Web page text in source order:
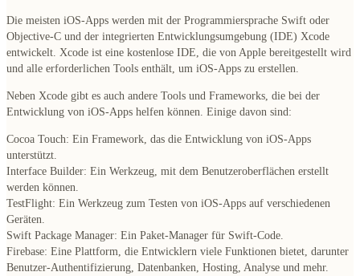
Die meisten iOS-Apps werden mit der Programmiersprache Swift oder
Objective-C und der integrierten Entwicklungsumgebung (IDE) Xcode
entwickelt. Xcode ist eine kostenlose IDE, die von Apple bereitgestellt wird
und alle erforderlichen Tools enthält, um iOS-Apps zu erstellen.
Neben Xcode gibt es auch andere Tools und Frameworks, die bei der
Entwicklung von iOS-Apps helfen können. Einige davon sind:
Cocoa Touch: Ein Framework, das die Entwicklung von iOS-Apps
unterstützt.
Interface Builder: Ein Werkzeug, mit dem Benutzeroberflächen erstellt
werden können.
TestFlight: Ein Werkzeug zum Testen von iOS-Apps auf verschiedenen
Geräten.
Swift Package Manager: Ein Paket-Manager für Swift-Code.
Firebase: Eine Plattform, die Entwicklern viele Funktionen bietet, darunter
Benutzer-Authentifizierung, Datenbanken, Hosting, Analyse und mehr.